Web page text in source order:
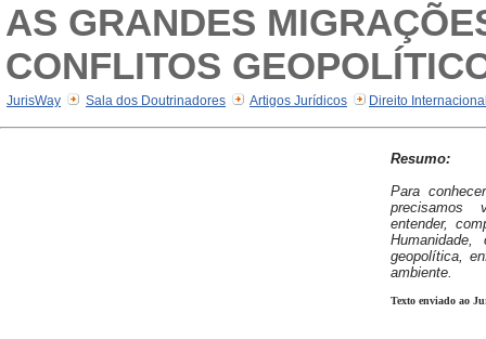
AS GRANDES
CONFLITOS
JurisWay Sala dos Doutrinadores Artigos Jurídicos Direito
Resumo:
Para
precisamos
entender,
geopolítica,
ambiente.
Texto enviado ao